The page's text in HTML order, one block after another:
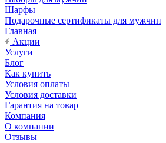
Шарфы
Подарочные сертификаты для мужчин
Главная
Акции
Услуги
Блог
Как купить
Условия оплаты
Условия доставки
Гарантия на товар
Компания
О компании
Отзывы